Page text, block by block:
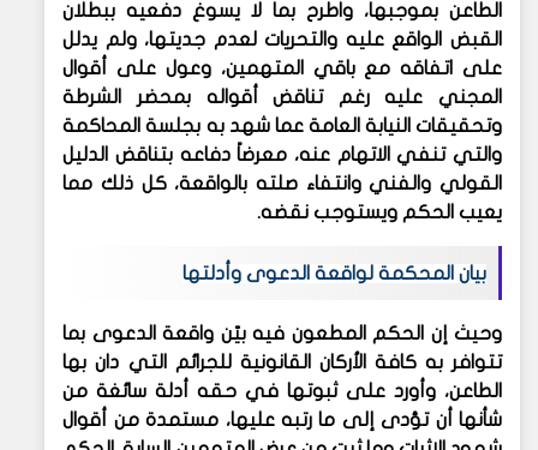
الطاعن بموجبها، واطرح بما لا يسوغ دفعيه ببطلان
القبض الواقع عليه والتحريات لعدم جديتها، ولم يدلل
على اتفاقه مع باقي المتهمين، وعول على أقوال
المجني عليه رغم تناقض أقواله بمحضر الشرطة
وتحقيقات النيابة العامة عما شهد به بجلسة المحاكمة
والتي تنفي الاتهام عنه، معرضاً دفاعه بتناقض الدليل
القولي والفني وانتفاء صلته بالواقعة، كل ذلك مما
يعيب الحكم ويستوجب نقضه.
بيان المحكمة لواقعة الدعوى وأدلتها
وحيث إن الحكم المطعون فيه بيّن واقعة الدعوى بما
تتوافر به كافة الأركان القانونية للجرائم التي دان بها
الطاعن، وأورد على ثبوتها في حقه أدلة سائغة من
شأنها أن تؤدى إلى ما رتبه عليها، مستمدة من أقوال